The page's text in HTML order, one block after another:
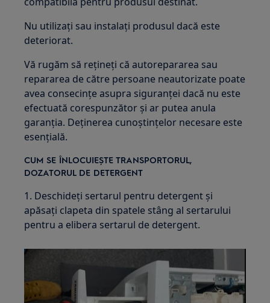
Nu utilizați sau instalați produsul dacă este
deteriorat.
Vă rugăm să rețineți că autorepararea sau
repararea de către persoane neautorizate poate
avea consecințe asupra siguranței dacă nu este
efectuată corespunzător și ar putea anula
garanția. Deținerea cunoștințelor necesare este
esențială.
CUM SE ÎNLOCUIEȘTE TRANSPORTORUL,
DOZATORUL DE DETERGENT
1. Deschideți sertarul pentru detergent și
apăsați clapeta din spatele stâng al sertarului
pentru a elibera sertarul de detergent.